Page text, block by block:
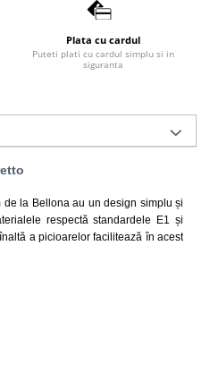
Plata cu cardul
Puteti plati cu cardul simplu si in
siguranta
la Bellona au un design simplu și
respectă standardele E1 și
a picioarelor facilitează în acest